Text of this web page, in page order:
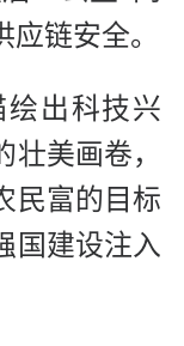
链安全。
出科技兴
美画卷，
民富的目标
国建设注入